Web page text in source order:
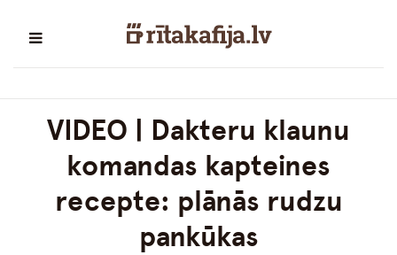
VIDEO | Dakteru klaunu
komandas kapteines
recepte: plānās rudzu
pankūkas